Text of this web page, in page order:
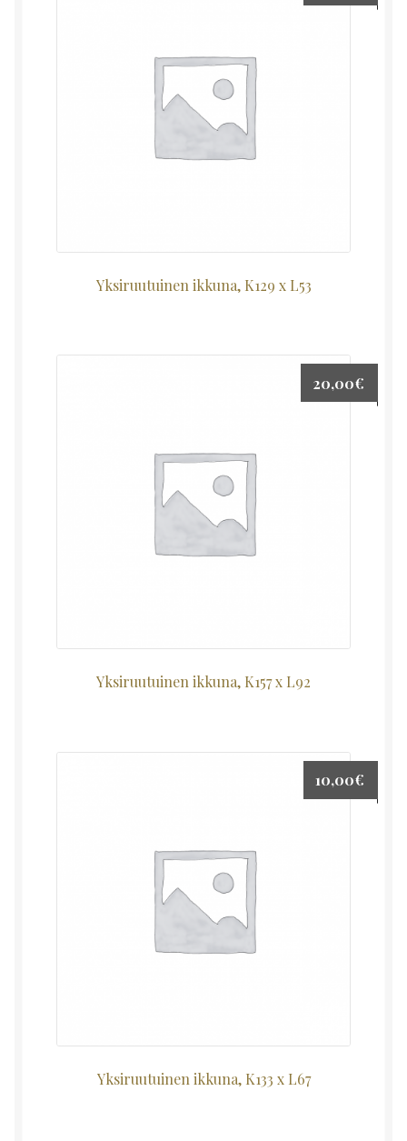
Yksiruutuinen ikkuna, K129 x L53
Yksiruutuinen ikkuna, K157 x L92
20,00€
Yksiruutuinen ikkuna, K133 x L67
10,00€